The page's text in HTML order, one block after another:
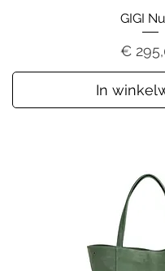
GIGI
Prijs
€
In